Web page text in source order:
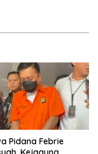
Pidana Febrie